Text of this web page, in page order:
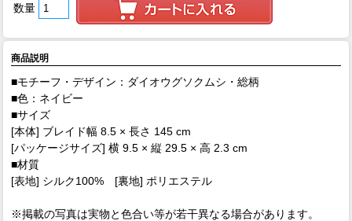
数量
商品説明
■モチーフ・デザイン：ダイオウグソクムシ・総柄
■色：ネイビー
■サイズ
[本体] ブレイド幅 8.5 × 長さ 145 cm
[パッケージサイズ] 横 9.5 × 縦 29.5 × 高 2.3 cm
■材質
[表地] シルク100% [裏地] ポリエステル
※掲載の写真は実物と色合い等が若干異なる場合があります。